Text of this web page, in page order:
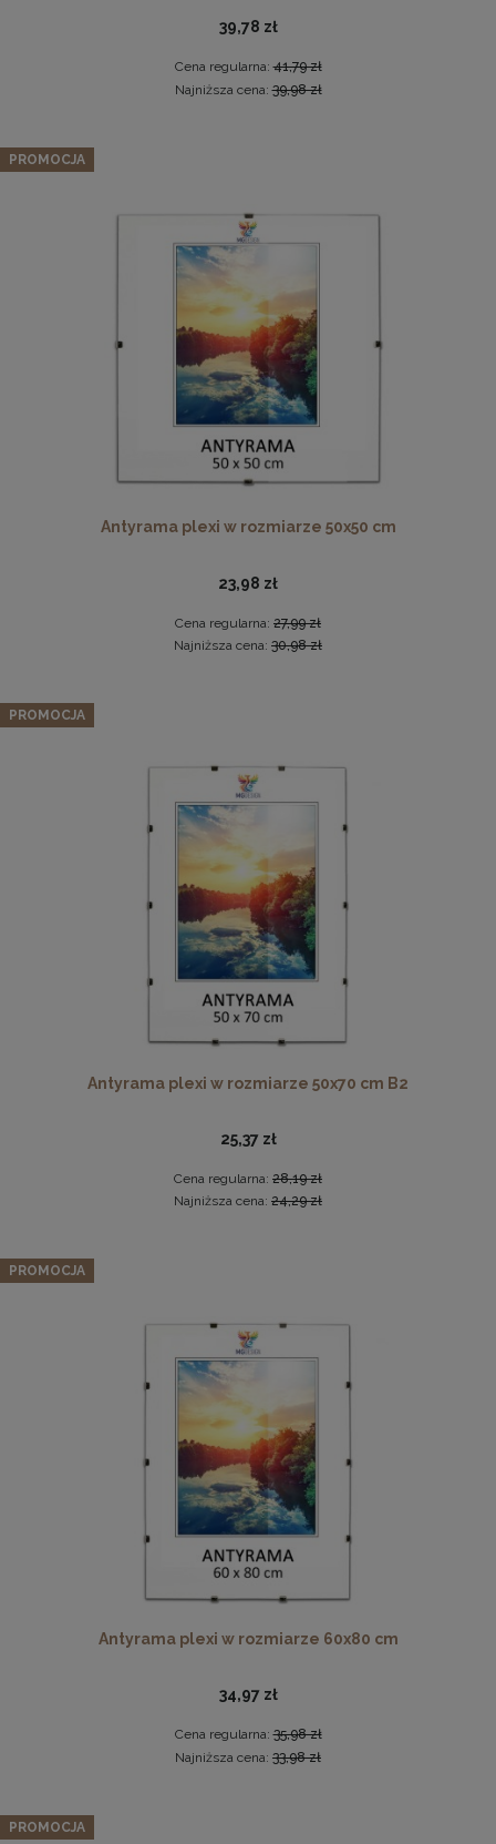
Drewniana, frezowana ramka na zdjęcia, plakaty, obrazy w
rozmiarze 15 x 21 cm w kolorze białym
Ramka na zdjęcia 35 x 50 cm czarna, z naturalnego drewna
37,99 zł
Ramka na zdjęcia 15 x 20 cm pomarańczowa, z
14,49 zł
DO KOSZYKA
30x40 cm
15,99 zł
DO KOSZYKA
Zestaw 3 szt. antyram w rozmiarze 40 x 80 cm
87,39 zł
Cena regularna:
Najniższa cena:
DO KOSZYKA
Panel ścienny 30 x 30 cm tapicerowany 3D Wezgłowie w
16,99 zł
Cena regularna:
Najniższa cena:
DO KOSZYKA
39,78 zł
Cena regularna:41,79 zł
Najniższa cena:39,98 zł
Antyrama plexi w rozmiarze 50x50 cm
23,98 zł
Cena regularna: 27,99 zł
Najniższa cena: 30,98 zł
PROMOCJA
Antyrama plexi w rozmiarze 50x70 cm B2
25,37 zł
Cena regularna: 28,19 zł
Najniższa cena: 24,29 zł
PROMOCJA
Antyrama plexi w rozmiarze 60x80 cm
34,97 zł
Cena regularna:35,98 zł
Najniższa cena: 33,98 zł
PROMOCJA
PROMOCJA